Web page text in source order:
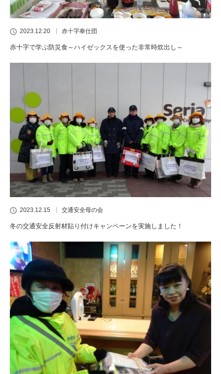
2023.12.20 赤十字奉仕団
赤十字で学ぶ防災食～ハイゼックスを使った非常時炊出し～
2023.12.15 交通安全母の会
冬の交通安全反射材貼り付けキャンペーンを実施しました！